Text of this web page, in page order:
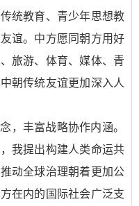
统教育、青少年思想教
谊。中方愿同朝方用好
旅游、体育、媒体、青
朝传统友谊更加深入人
，丰富战略协作内涵。
我提出构建人类命运共
动全球治理朝着更加公
在内的国际社会广泛支